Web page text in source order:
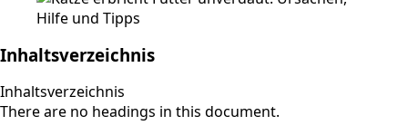
Inhaltsverzeichnis
Inhaltsverzeichnis
There are no headings in this document.